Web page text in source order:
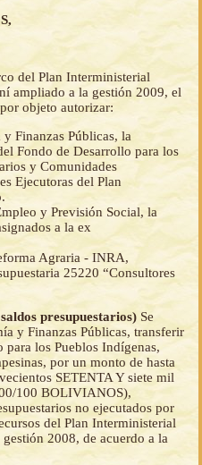
del Plan Interministerial
ampliado a la gestión 2009, el
objeto autorizar:
Finanzas Públicas, la
Fondo de Desarrollo para los
y Comunidades
Ejecutoras del Plan
y Previsión Social, la
a la ex
Agraria - INRA,
25220 “Consultores
presupuestarios) Se
y Finanzas Públicas, transferir
los Pueblos Indígenas,
por un monto de hasta
SETENTA Y siete mil
100 BOLIVIANOS),
no ejecutados por
del Plan Interministerial
2008, de acuerdo a la